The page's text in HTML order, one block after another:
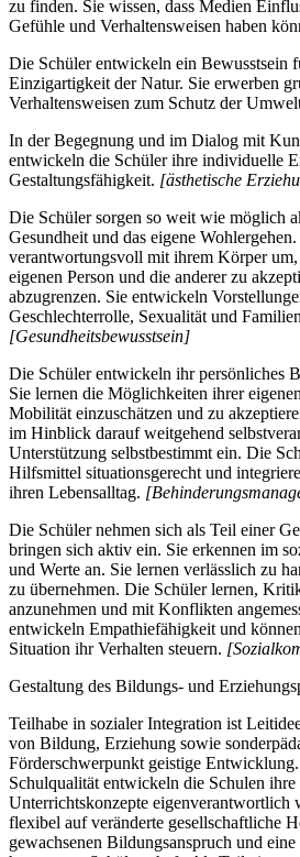
zu finden. Sie wissen, dass Medien
Gefühle und Verhaltensweisen haben
Die Schüler entwickeln ein Bewusstsein
Einzigartigkeit der Natur. Sie erwerben
Verhaltensweisen zum Schutz der
In der Begegnung und im Dialog mit
entwickeln die Schüler ihre individuelle
Gestaltungsfähigkeit. [ästhetische
Die Schüler sorgen so weit wie möglich
Gesundheit und das eigene Wohlergehen.
verantwortungsvoll mit ihrem Körper
eigenen Person und die anderer zu
abzugrenzen. Sie entwickeln
Geschlechterrolle, Sexualität und
[Gesundheitsbewusstsein]
Die Schüler entwickeln ihr persönliches
Sie lernen die Möglichkeiten ihrer
Mobilität einzuschätzen und zu
im Hinblick darauf weitgehend
Unterstützung selbstbestimmt ein. Die
Hilfsmittel situationsgerecht und
ihren Lebensalltag.
Die Schüler nehmen sich als Teil einer
bringen sich aktiv ein. Sie erkennen im
und Werte an. Sie lernen verlässlich zu
zu übernehmen. Die Schüler lernen,
anzunehmen und mit Konflikten
entwickeln Empathiefähigkeit und
Situation ihr Verhalten steuern.
Gestaltung des Bildungs- und
Teilhabe in sozialer Integration ist
von Bildung, Erziehung sowie
Förderschwerpunkt geistige
Schulqualität entwickeln die Schulen ihre
Unterrichtskonzepte eigenverantwortlich
flexibel auf veränderte gesellschaftliche
gewachsenen Bildungsanspruch und